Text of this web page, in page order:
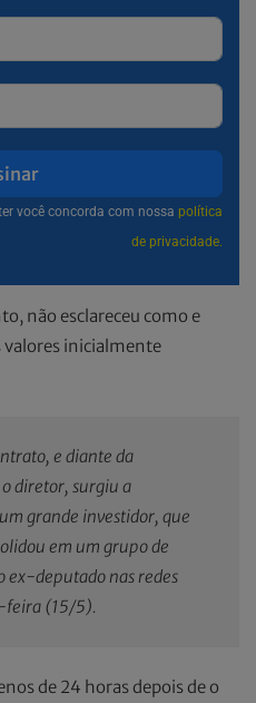
você concorda com nossa política
de privacidade.
não esclareceu como e
valores inicialmente
e diante da
diretor, surgiu a
grande investidor, que
em um grupo de
ex-deputado nas redes
feira (15/5).
de 24 horas depois de o